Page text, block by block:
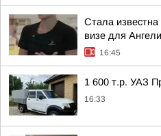
Стала известна
визе для
16:45
1 600 т.р. УАЗ
16:33